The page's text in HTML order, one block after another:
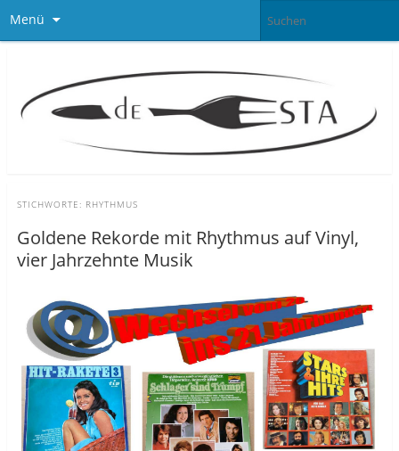
Menü
STICHWORTE: RHYTHMUS
Goldene Rekorde mit Rhythmus auf Vinyl,
vier Jahrzehnte Musik